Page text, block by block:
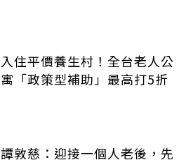
入住平價養生村！全台老人公
寓「政策型補助」最高打5折
譚敦慈：迎接一個人老後，先